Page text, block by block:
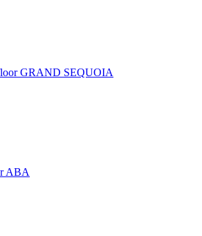
GRAND SEQUOIA
ABA